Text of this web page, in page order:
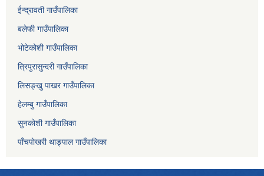
ईन्द्रावती गाउँपालिका
बलेफी गाउँपालिका
भोटेकोशी गाउँपालिका
त्रिपुरासुन्दरी गाउँपालिका
लिसङ्खु पाखर गाउँपालिका
हेलम्बु गाउँपालिका
सुनकोशी गाउँपालिका
पाँचपाेखरी थाङ्पाल गाउँपालिका